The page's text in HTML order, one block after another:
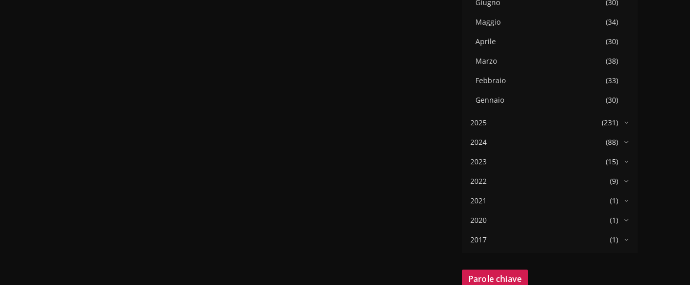
Giugno
(30)
Maggio
(34)
Aprile
(30)
Marzo
(38)
Febbraio
(33)
Gennaio
(30)
2025
(231)
2024
(88)
2023
(15)
2022
(9)
2021
(1)
2020
(1)
2017
(1)
Parole chiave